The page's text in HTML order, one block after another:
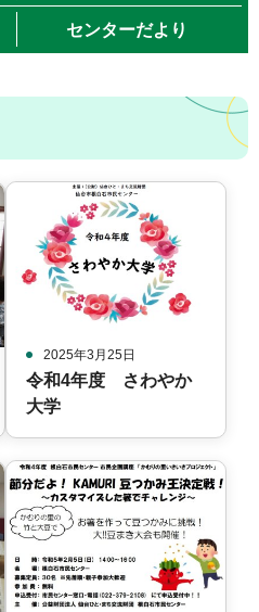
センターだより
2025年3月25日
令和4年度 さわやか
大学